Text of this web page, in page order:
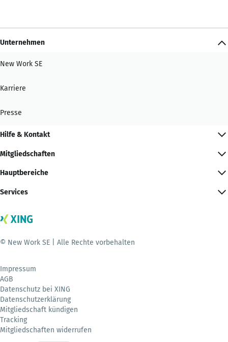
Unternehmen
New Work SE
Karriere
Presse
Hilfe & Kontakt
Mitgliedschaften
Hauptbereiche
Services
© New Work SE | Alle Rechte vorbehalten
Impressum
AGB
Datenschutz bei XING
Datenschutzerklärung
Mitgliedschaft kündigen
Tracking
Mitgliedschaften widerrufen